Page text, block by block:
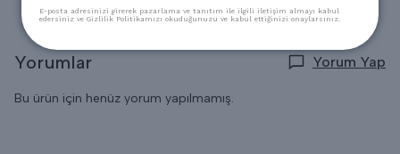
Yorumlar Yorum Yap
Bu ürün için henüz yorum yapılmamış.
E-posta adresinizi girerek pazarlama ve tanıtım ile ilgili iletişim almayı kabul
edersiniz ve Gizlilik Politikamızı okuduğunuzu ve kabul ettiğinizi onaylarsınız.